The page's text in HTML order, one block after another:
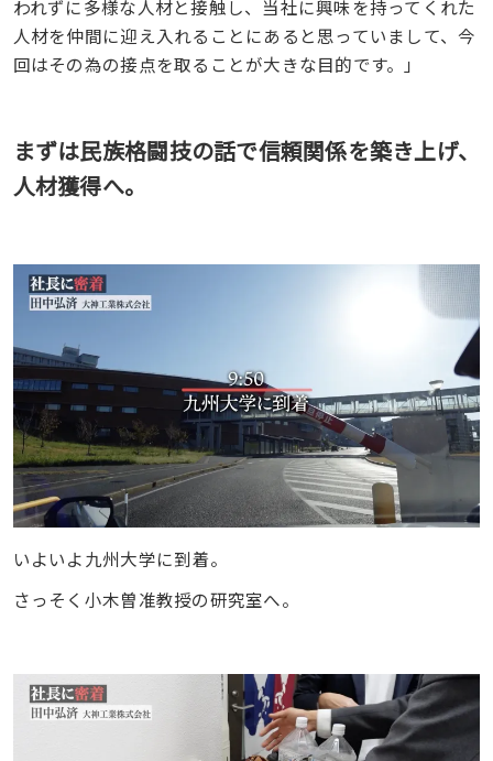
われずに多様な人材と接触し、当社に興味を持ってくれた
人材を仲間に迎え入れることにあると思っていまして、今
回はその為の接点を取ることが大きな目的です。」
まずは民族格闘技の話で信頼関係を築き上げ、
人材獲得へ。
いよいよ九州大学に到着。
さっそく小木曽准教授の研究室へ。